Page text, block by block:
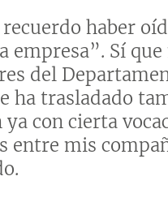
recuerdo haber
empresa”. Sí
del
ha trasladado
ya con cierta
entre mis